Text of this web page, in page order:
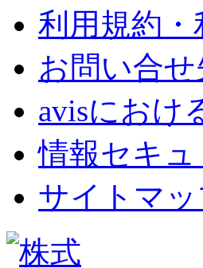
利用規約・
お問い合せ
avisにおけ
情報セキ
サイトマ